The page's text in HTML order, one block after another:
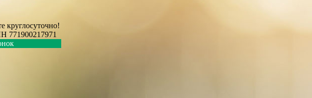
круглосуточно!